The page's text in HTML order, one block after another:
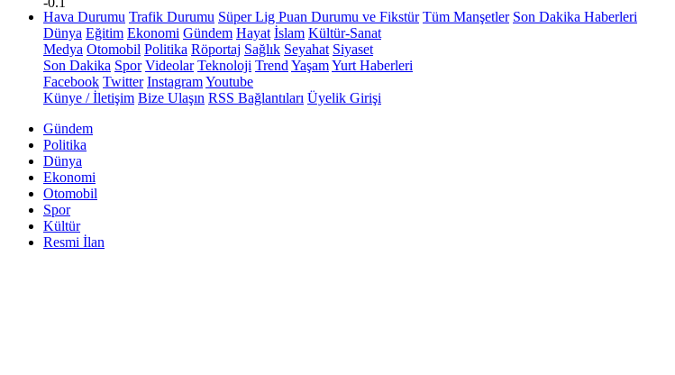
Hava Durumu Trafik Durumu Süper Lig Puan Durumu ve Fikstür Tüm Manşetler Son Dakika Haberleri
Dünya Eğitim Ekonomi Gündem Hayat İslam Kültür-Sanat
Medya Otomobil Politika Röportaj Sağlık Seyahat Siyaset
Son Dakika Spor Videolar Teknoloji Trend YaşamYurt Haberleri
Facebook Twitter InstagramYoutube
Künye / İletişim Bize Ulaşın RSS Bağlantıları Üyelik Girişi
Gündem
Politika
Dünya
Ekonomi
Otomobil
Spor
Kültür
Resmi İlan